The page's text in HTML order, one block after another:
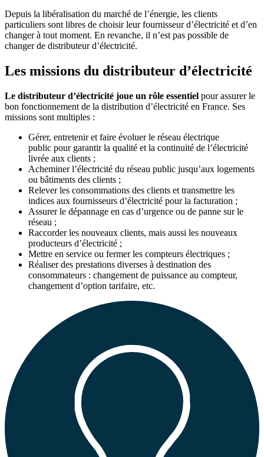
Depuis la libéralisation du marché de l’énergie, les clients
particuliers sont libres de choisir leur fournisseur d’électricité et d’en
changer à tout moment. En revanche, il n’est pas possible de
changer de distributeur d’électricité.
Les missions du distributeur d’électricité
Le distributeur d’électricité joue un rôle essentiel pour assurer le
bon fonctionnement de la distribution d’électricité en France. Ses
missions sont multiples :
Gérer, entretenir et faire évoluer le réseau électrique
public pour garantir la qualité et la continuité de l’électricité
livrée aux clients ;
Acheminer l’électricité du réseau public jusqu’aux logements
ou bâtiments des clients ;
Relever les consommations des clients et transmettre les
indices aux fournisseurs d’électricité pour la facturation ;
Assurer le dépannage en cas d’urgence ou de panne sur le
réseau ;
Raccorder les nouveaux clients, mais aussi les nouveaux
producteurs d’électricité ;
Mettre en service ou fermer les compteurs électriques ;
Réaliser des prestations diverses à destination des
consommateurs : changement de puissance au compteur,
changement d’option tarifaire, etc.